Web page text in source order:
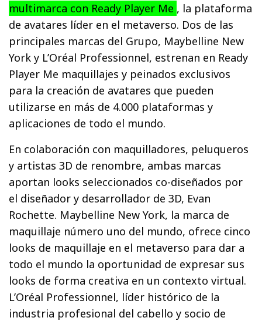
multimarca con Ready Player Me , la plataforma
de avatares líder en el metaverso. Dos de las
principales marcas del Grupo, Maybelline New
York y L’Oréal Professionnel, estrenan en Ready
Player Me maquillajes y peinados exclusivos
para la creación de avatares que pueden
utilizarse en más de 4.000 plataformas y
aplicaciones de todo el mundo.
En colaboración con maquilladores, peluqueros
y artistas 3D de renombre, ambas marcas
aportan looks seleccionados co-diseñados por
el diseñador y desarrollador de 3D, Evan
Rochette. Maybelline New York, la marca de
maquillaje número uno del mundo, ofrece cinco
looks de maquillaje en el metaverso para dar a
todo el mundo la oportunidad de expresar sus
looks de forma creativa en un contexto virtual.
L’Oréal Professionnel, líder histórico de la
industria profesional del cabello y socio de